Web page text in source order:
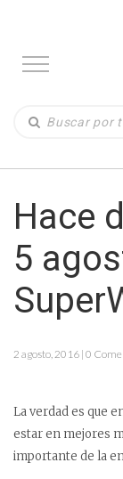
Hace
5
2 agosto, 2016 | 0
La verdad es que
estar en mejores
importante de la